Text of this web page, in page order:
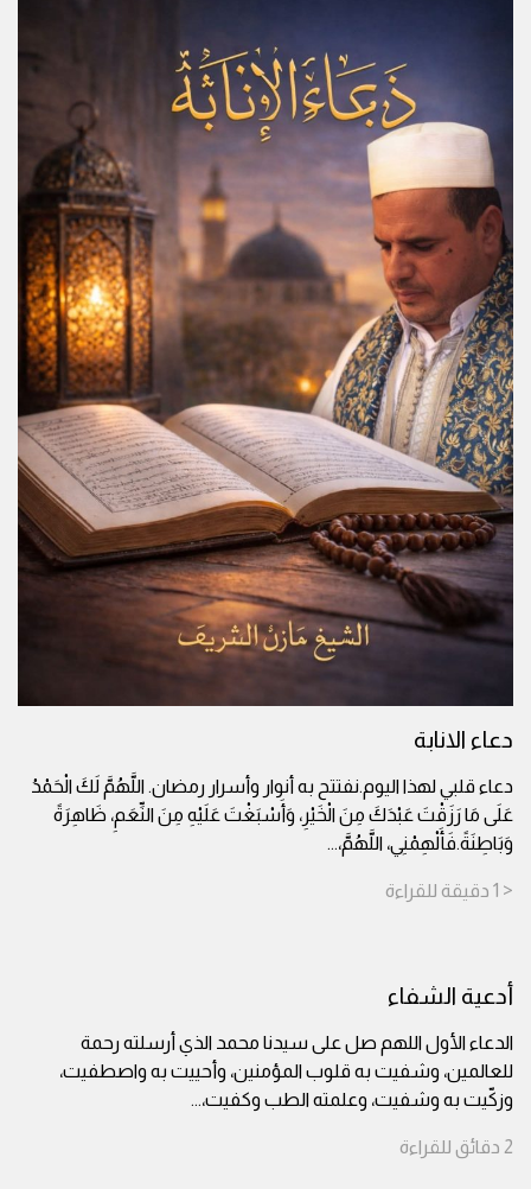
دعاء الانابة
دعاء قلبي لهذا اليوم.نفتتح به أنوار وأسرار رمضان. اللَّهُمَّ لَكَ الْحَمْدُ
عَلَى مَا رَزَقْتَ عَبْدَكَ مِنَ الْخَيْرِ، وَأَسْبَغْتَ عَلَيْهِ مِنَ النِّعَمِ، ظَاهِرَةً
وَبَاطِنَةً.فَأَلْهِمْنِي، اللَّهُمَّ،...
< 1 دقيقة للقراءة
أدعية الشفاء
الدعاء الأول اللهم صل على سيدنا محمد الذي أرسلته رحمة
للعالمين، وشفيت به قلوب المؤمنين، وأحييت به واصطفيت،
وزكّيت به وشفيت، وعلمته الطب وكفيت،...
2 دقائق للقراءة